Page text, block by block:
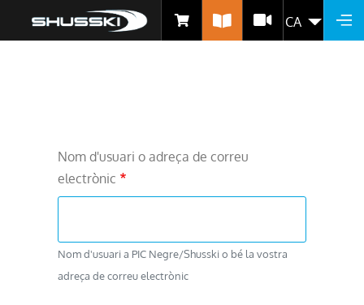
contingut
CA
Nom d'usuari o adreça de correu
electrònic
Nom d'usuari a PIC Negre/Shusski o bé la vostra
adreça de correu electrònic